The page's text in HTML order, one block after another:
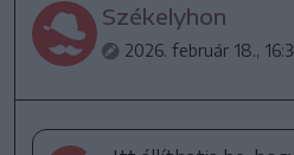
Székelyhon
2026. február 18.,